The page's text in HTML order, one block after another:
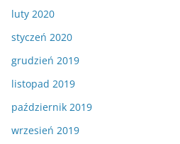
luty 2020
styczeń 2020
grudzień 2019
listopad 2019
październik 2019
wrzesień 2019